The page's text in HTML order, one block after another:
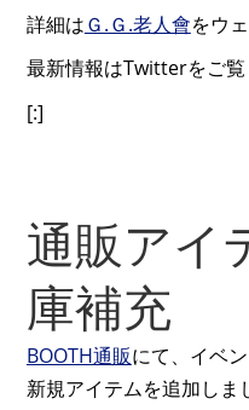
詳細はＧ.Ｇ.老人會をウ
最新情報はTwitterをご
[:]
通販アイ
庫補充
BOOTH通販にて、イベ
新規アイテムを追加しま